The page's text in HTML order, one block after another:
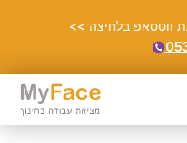
ווטסאפ בלחיצה >>